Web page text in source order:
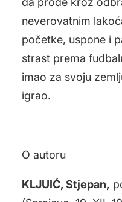
neverovatnim
početke, uspone i
strast prema
imao za svoju
igrao.
O autoru
KLJUIĆ, Stjepan,